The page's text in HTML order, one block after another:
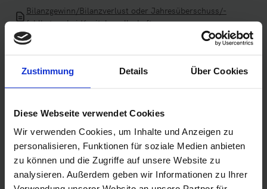
Zustimmung Details Über Cookies
Diese Webseite verwendet Cookies
Wir verwenden Cookies, um Inhalte und Anzeigen zu
personalisieren, Funktionen für soziale Medien anbieten
zu können und die Zugriffe auf unsere Website zu
analysieren. Außerdem geben wir Informationen zu Ihrer
Bilanzgewinn/Bilanzverlust oder Jahresüberschuss/-
fehlbetrag bei Kapitalgesellschaften
Bilanzgewinn/Bilanzverlust oder Jahresüberschuss/-
Daten)“
Summenmussfeld und Bezeichnungen
Vorgang bearbeiten (z. B. Wirtschaftsjahr anpassen,